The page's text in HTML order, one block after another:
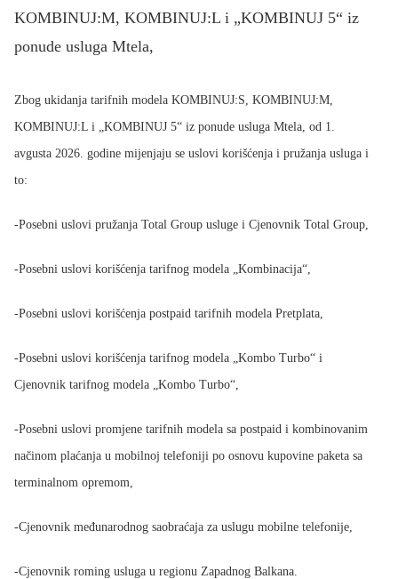
IZDVAJAMO
DOPUNA
OSTALE USLUGE
M:SAT PAKETI SA 2 USLUGE
TV ZA PONIJETI
POMOĆ
DOKUMENTA
M:TEL APLIKACIJE
KOMBINUJ:M, KOMBINUJ:L i „KOMBINUJ 5“ iz
ponude usluga Mtela,
Zbog ukidanja tarifnih modela KOMBINUJ:S, KOMBINUJ:M,
KOMBINUJ:L i „KOMBINUJ 5“ iz ponude usluga Mtela, od 1.
avgusta 2026. godine mijenjaju se uslovi korišćenja i pružanja usluga i
to:
-Posebni uslovi pružanja Total Group usluge i Cjenovnik Total Group,
-Posebni uslovi korišćenja tarifnog modela „Kombinacija“,
-Posebni uslovi korišćenja postpaid tarifnih modela Pretplata,
-Posebni uslovi korišćenja tarifnog modela „Kombo Turbo“ i
Cjenovnik tarifnog modela „Kombo Turbo“,
-Posebni uslovi promjene tarifnih modela sa postpaid i kombinovanim
načinom plaćanja u mobilnoj telefoniji po osnovu kupovine paketa sa
terminalnom opremom,
-Cjenovnik međunarodnog saobraćaja za uslugu mobilne telefonije,
-Cjenovnik roming usluga u regionu Zapadnog Balkana.